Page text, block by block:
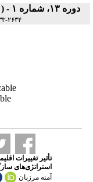
دوره ۱۳، شماره ۱ - ( ۱۲-۱۴۰۳ )
۲۶۳۴-۲۶۳۳
تأثیر تغییرات
استراتژی‌های
آمنه مرزبان